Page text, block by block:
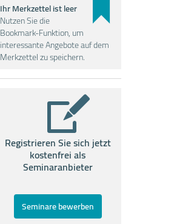
Ihr Merkzettel ist leer
Nutzen Sie die
Bookmark-Funktion, um
interessante Angebote auf dem
Merkzettel zu speichern.
Registrieren Sie sich jetzt
kostenfrei als
Seminaranbieter
Seminare bewerben